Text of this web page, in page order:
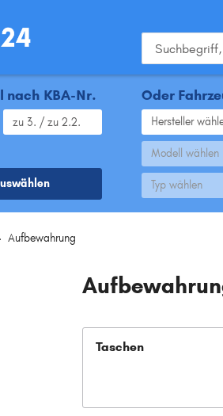
nach KBA-Nr. Oder
Hersteller
Modell wählen
Typ wählen
Aufbewahrung
Taschen